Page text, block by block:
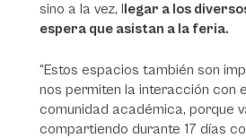
sino a la vez, llegar a los
espera que asistan a la feria.
“Estos espacios también son
nos permiten la interacción con
comunidad académica, porque
compartiendo durante 17 días